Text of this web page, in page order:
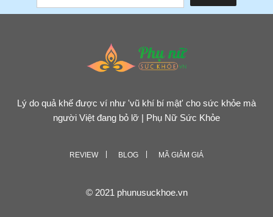
Lý do quả khế được ví như 'vũ khí bí mật' cho sức khỏe mà
người Việt đang bỏ lỡ | Phụ Nữ Sức Khỏe
REVIEW BLOG MÃ GIẢM GIÁ
© 2021 phunusuckhoe.vn